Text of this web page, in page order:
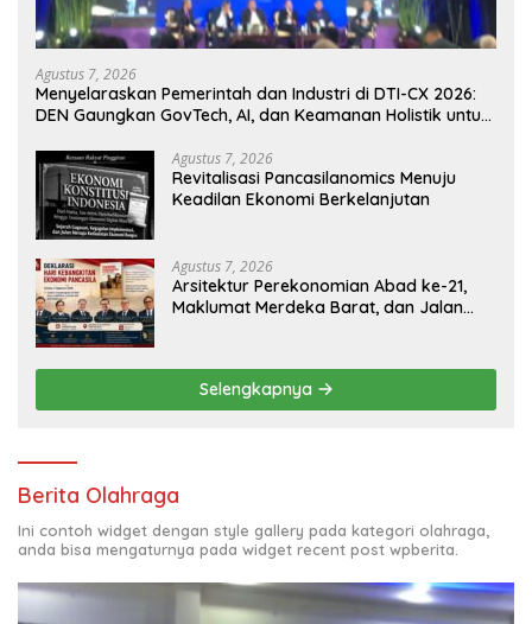
Agustus 7, 2026
Menyelaraskan Pemerintah dan Industri di DTI-CX 2026:
DEN Gaungkan GovTech, AI, dan Keamanan Holistik untuk
Agustus 7, 2026
Revitalisasi Pancasilanomics Menuju
Keadilan Ekonomi Berkelanjutan
Agustus 7, 2026
Arsitektur Perekonomian Abad ke-21,
Maklumat Merdeka Barat, dan Jalan
Selengkapnya
Berita Olahraga
Ini contoh widget dengan style gallery pada kategori olahraga,
anda bisa mengaturnya pada widget recent post wpberita.